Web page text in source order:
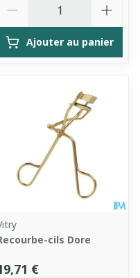
Ajouter au panier
cils Dore
€